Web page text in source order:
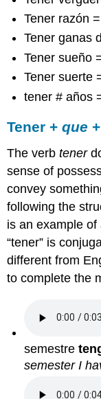
Tener razón
Tener ganas
Tener sueño
Tener suerte
tener # años
Tener +que
The verbtener
sense of
convey
following the
is an example
“tener” is
different from
to complete the
semestre
semester I